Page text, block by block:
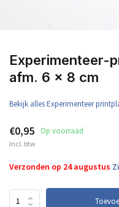
Experimenteer-
afm. 6 x 8 cm
Bekijk alles Experimenteer
€0,95 Op voorraad
Incl. btw
Verzonden op 24 augustus